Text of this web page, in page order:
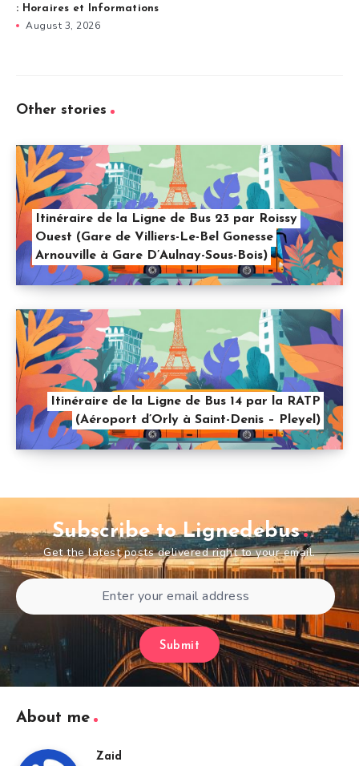
: Horaires et Informations
August 3, 2026
Other stories
Itinéraire de la Ligne de Bus 23 par Roissy
Ouest (Gare de Villiers-Le-Bel Gonesse
Arnouville à Gare D’Aulnay-Sous-Bois)
Itinéraire de la Ligne de Bus 14 par la RATP
(Aéroport d’Orly à Saint-Denis – Pleyel)
Subscribe to Lignedebus
Get the latest posts delivered right to your email.
Submit
About me
Zaid